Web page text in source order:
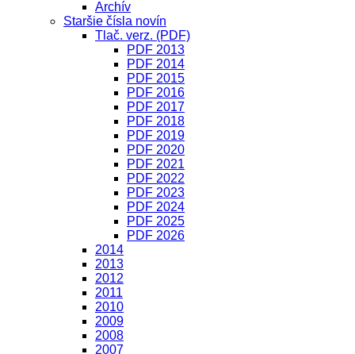
Archív
Staršie čísla novín
Tlač. verz. (PDF)
PDF 2013
PDF 2014
PDF 2015
PDF 2016
PDF 2017
PDF 2018
PDF 2019
PDF 2020
PDF 2021
PDF 2022
PDF 2023
PDF 2024
PDF 2025
PDF 2026
2014
2013
2012
2011
2010
2009
2008
2007